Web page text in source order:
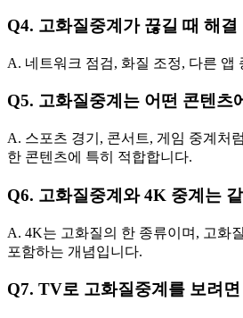
Q4. 고화질중계가 끊길 때 해결
A. 네트워크 점검, 화질 조정, 다른 앱
Q5. 고화질중계는 어떤 콘텐츠
A. 스포츠 경기, 콘서트, 게임 중계처
한 콘텐츠에 특히 적합합니다.
Q6. 고화질중계와 4K 중계는
A. 4K는 고화질의 한 종류이며, 고화
포함하는 개념입니다.
Q7. TV로 고화질중계를 보려